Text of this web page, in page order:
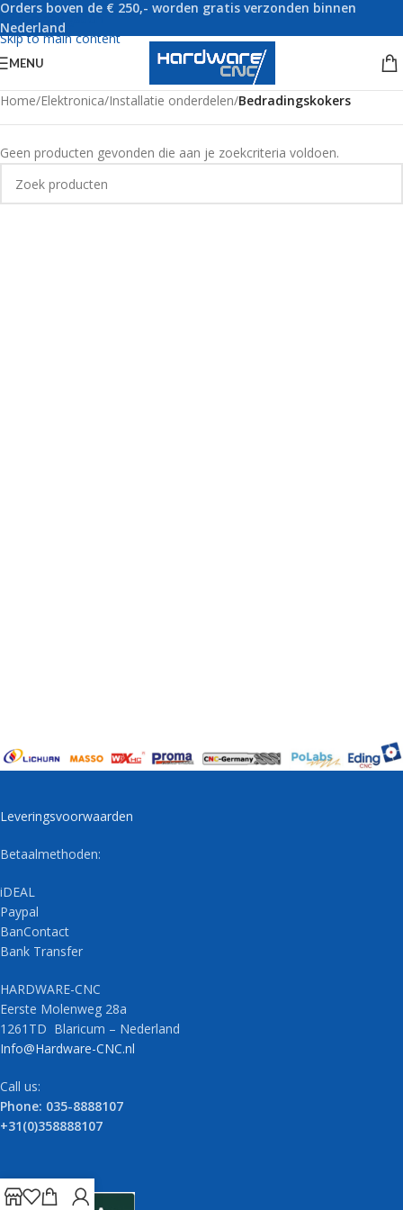
Skip to navigation
Skip to main content
Orders boven de € 250,- worden gratis verzonden binnen
Nederland
MENU
Home/Elektronica/Installatie onderdelen/Bedradingskokers
Geen producten gevonden die aan je zoekcriteria voldoen.
Leveringsvoorwaarden
Betaalmethoden:
iDEAL
Paypal
BanContact
Bank Transfer
HARDWARE-CNC
Eerste Molenweg 28a
1261TD Blaricum – Nederland
Info@Hardware-CNC.nl
Call us:
Phone: 035-8888107
+31(0)358888107